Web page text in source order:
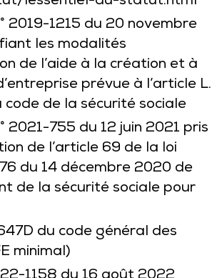
2019-1215 du 20 novembre
les modalités
de l’aide à la création et à
prévue à l’article L.
code de la sécurité sociale
2021-755 du 12 juin 2021 pris
de l’article 69 de la loi
du 14 décembre 2020 de
de la sécurité sociale pour
du code général des
minimal)